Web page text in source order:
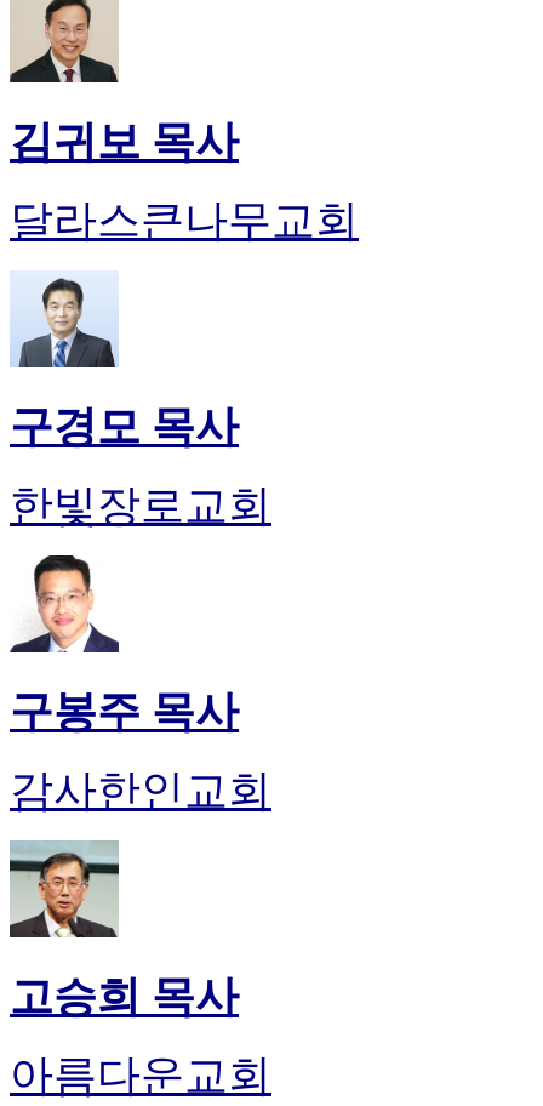
김귀보 목사
달라스큰나무교회
구경모 목사
한빛장로교회
구봉주 목사
감사한인교회
고승희 목사
아름다운교회